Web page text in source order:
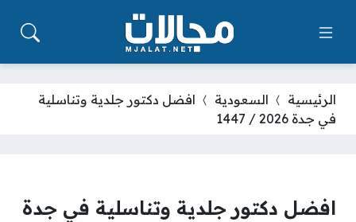
الرئيسية السعودية
افضل دكتور جلدية وتناسلية
في جدة 2026 / 1447
افضل دكتور جلدية وتناسلية في جدة